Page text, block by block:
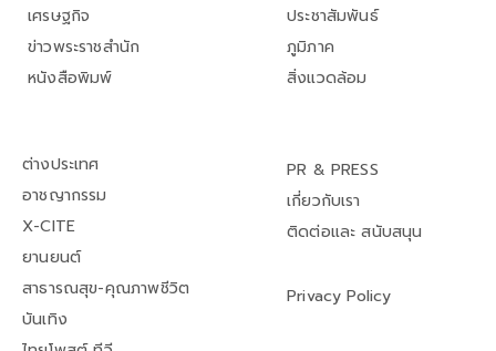
เศรษฐกิจ
ข่าวพระราชสำนัก
หนังสือพิมพ์
ประชาสัมพันธ์
ภูมิภาค
สิ่งแวดล้อม
ต่างประเทศ
อาชญากรรม
X-CITE
ยานยนต์
สาธารณสุข-คุณภาพชีวิต
บันเทิง
PR & PRESS
เกี่ยวกับเรา
ติดต่อและ สนับสนุน
Privacy Policy